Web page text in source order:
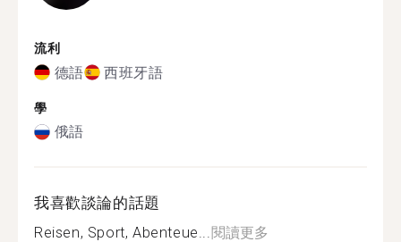
流利
德語 西班牙語
學
俄語
我喜歡談論的話題
Reisen, Sport, Abenteue...閱讀更多